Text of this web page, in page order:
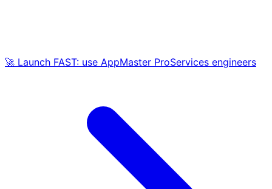
🚀 Launch FAST: use AppMaster ProServices engineers